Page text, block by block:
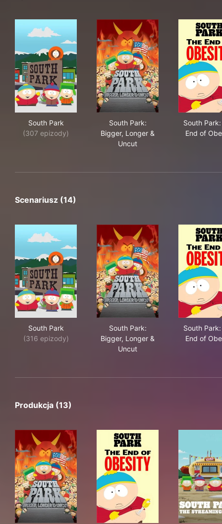
South Park
(307 epizody)
South Park:
Bigger, Longer &
Uncut
South
End of
Scenariusz (14)
South Park
(316 epizody)
South Park:
Bigger, Longer &
Uncut
South
End of
Produkcja (13)